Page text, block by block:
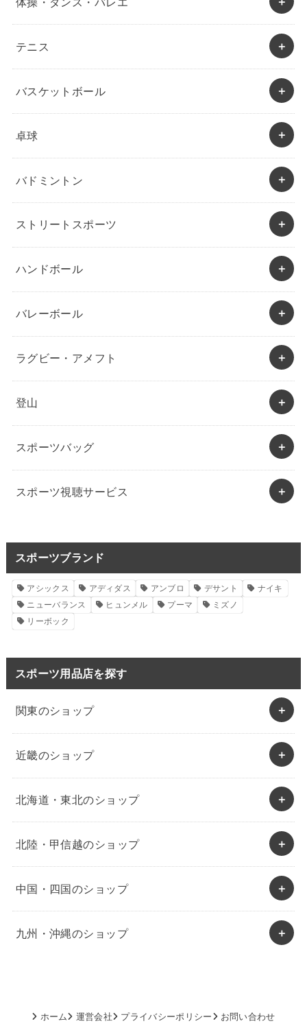
テニス
バスケットボール
卓球
バドミントン
ストリートスポーツ
ハンドボール
バレーボール
ラグビー・アメフト
登山
スポーツバッグ
スポーツ視聴サービス
スポーツブランド
アシックス アディダス アンブロ デサント
ナイキ
ニューバランス
ヒュンメル プーマ
ミズノ
リーボック
スポーツ用品店を探す
関東のショップ
近畿のショップ
北海道・東北のショップ
北陸・甲信越のショップ
中国・四国のショップ
九州・沖縄のショップ
ホーム 運営会社 プライバシーポリシー お問い合わせ